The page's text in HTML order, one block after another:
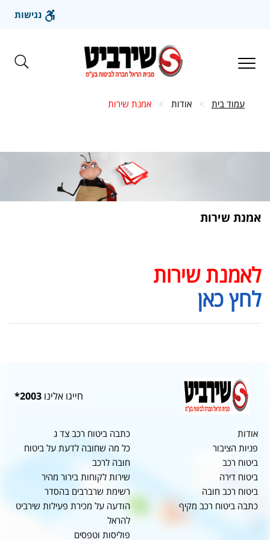
הראשי
נגישות
Toggle
עמוד בית > אודות > אמנת שירות
אמנת שירות
לאמנת שירות
לחץ כאן
חייגו אלינו 2003*
אודות
פניות הציבור
ביטוח רכב
ביטוח דירה
ביטוח רכב חובה
כתבה ביטוח רכב מקיף
כתבה ביטוח רכב צד ג
כל מה שחובה לדעת על ביטוח
חובה לרכב
שירות לקוחות בירור מהיר
רשימת שרברבים בהסדר
הודעה על מכירת פעילות שירביט
להראל
פוליסות וטפסים